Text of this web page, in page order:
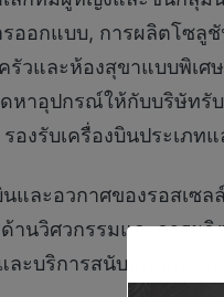
ออกแบบ, การผลิตโซลู
รัวและห้องสุขาแบบพิเ
หาอุปกรณ์ให้กับบริษัทรั
องรับเครื่องบินประเภท
และอวกาศของรอสเซ
านวิศวกรรมและการผ
ะบริการสนับสนุนผลิตภั